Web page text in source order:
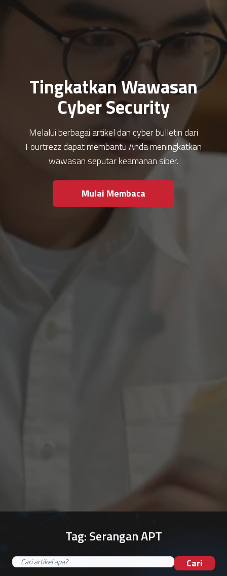
Tingkatkan Wawasan
Cyber Security
Melalui berbagai artikel dan cyber bulletin dari
Fourtrezz dapat membantu Anda meningkatkan
wawasan seputar keamanan siber.
Mulai Membaca
Tag:Serangan APT
Cari